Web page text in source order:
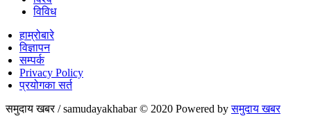
विविध
हाम्रोबारे
विज्ञापन
सम्पर्क
Privacy Policy
प्रयोगका सर्त
समुदाय खबर / samudayakhabar © 2020 Powered byसमुदाय खबर